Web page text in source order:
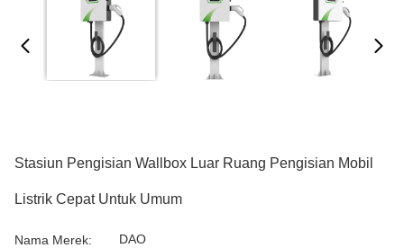
Stasiun Pengisian Wallbox Luar Ruang Pengisian Mobil
Listrik Cepat Untuk Umum
Nama Merek: DAO